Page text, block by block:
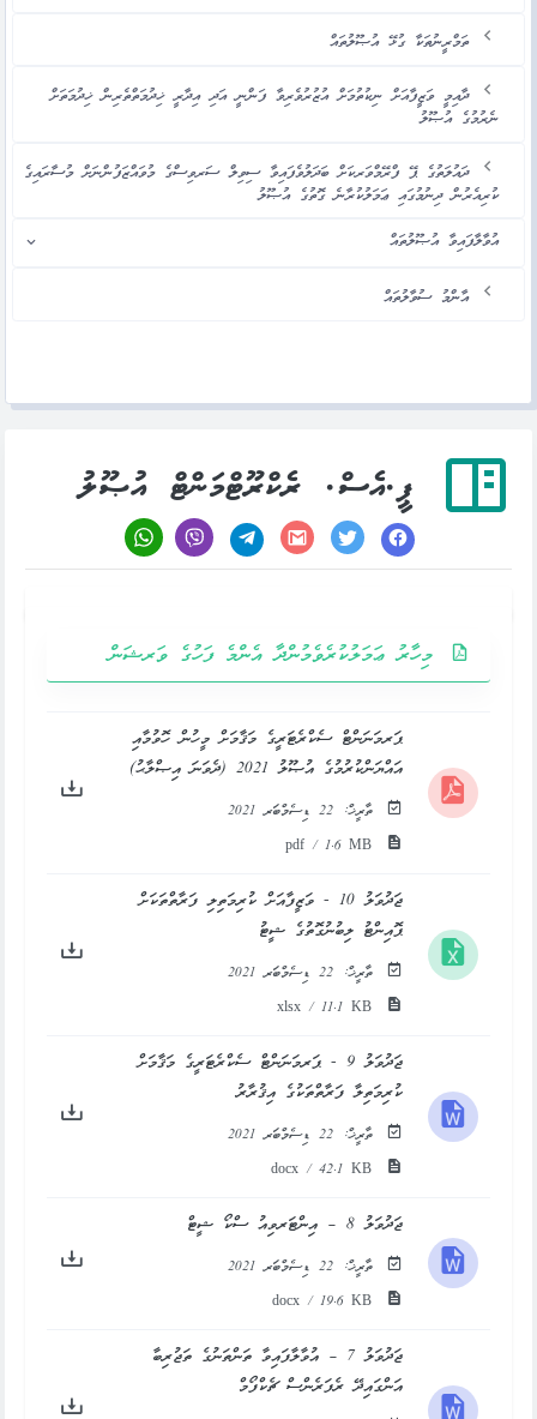
ތަމްރީނުތަކާ ގުޅޭ އުޞޫލުތައް
ދާއިމީ ވަޒީފާއަށް ނިކުތުމަށް އުޒުރުވެރިވާ ފަންނީ އަދި އިދާރީ ޚިދުމަތްތެރިން ޚިދުމަތަށް
ނެރުމުގެ އުޞޫލު
ދައުލަތުގެ ޕޭ ފްރޭމްވަރކަށް ބަދަލުވެފައިވާ ސިވިލް ސަރވިސްގެ މުވައްޒަފުންނަށް މުސާރައިގެ
ކުރިއެރުން ދިނުމުގައި ޢަމަލުކުރާނެ ގޮތުގެ އުޞޫލު
އުވާލާފައިވާ އުޞޫލުތައް
އާންމު ސުވާލުތައް
ޕީ.އެސް. ރެކްރޫޓްމަންޓް އުޞޫލު
މިހާރު ޢަމަލުކުރެވެމުންދާ އެންމެ ފަހުގެ ވަރޝަން
ޕަރމަނަންޓް ސެކްރެޓަރީގެ މަޤާމަށް މީހުން ހޮވުމާއި
އައްޔަންކުރުމުގެ އުޞޫލު 2021 (ދެވަނަ އިޞްލާޙު)
ތާރީޚް: 22 ޑިސެމްބަރ 2021
pdf / 1.6 MB
ޖަދުވަލު 10 - ވަޒީފާއަށް ކުރިމަތިލި ފަރާތްތަކަށް
ޕޮއިންޓު ލިބުނުގޮތުގެ ޝީޓު
ތާރީޚް: 22 ޑިސެމްބަރ 2021
xlsx / 11.1 KB
ޖަދުވަލު 9 - ޕަރމަނަންޓް ސެކްރެޓަރީގެ މަޤާމަށް
ކުރިމަތިލާ ފަރާތްތަކުގެ އިޤުރާރު
ތާރީޚް: 22 ޑިސެމްބަރ 2021
docx / 42.1 KB
ޖަދުވަލު 8 – އިންޓަރވިއު ސްކޯ ޝީޓް
ތާރީޚް: 22 ޑިސެމްބަރ 2021
docx / 19.6 KB
ޖަދުވަލު 7 – އުވާލާފައިވާ ތަންތަނުގެ ތަޖުރިބާ
އަންގައިދޭ ރެފަރެންސް ޗެކްފޯމް